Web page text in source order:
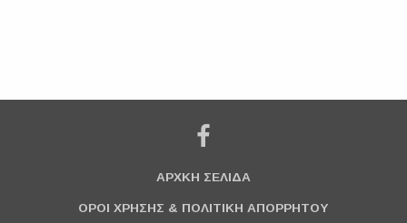
ΑΡΧΚΗ ΣΕΛΙΔΑ
ΟΡΟΙ ΧΡΗΣΗΣ & ΠΟΛΙΤΙΚΗ ΑΠΟΡΡΗΤΟΥ